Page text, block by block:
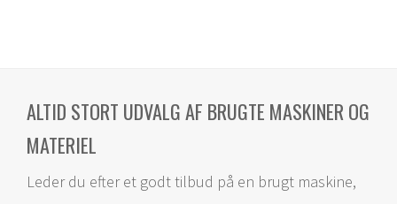
ALTID STORT UDVALG AF BRUGTE MASKINER OG
MATERIEL
Leder du efter et godt tilbud på en brugt maskine,